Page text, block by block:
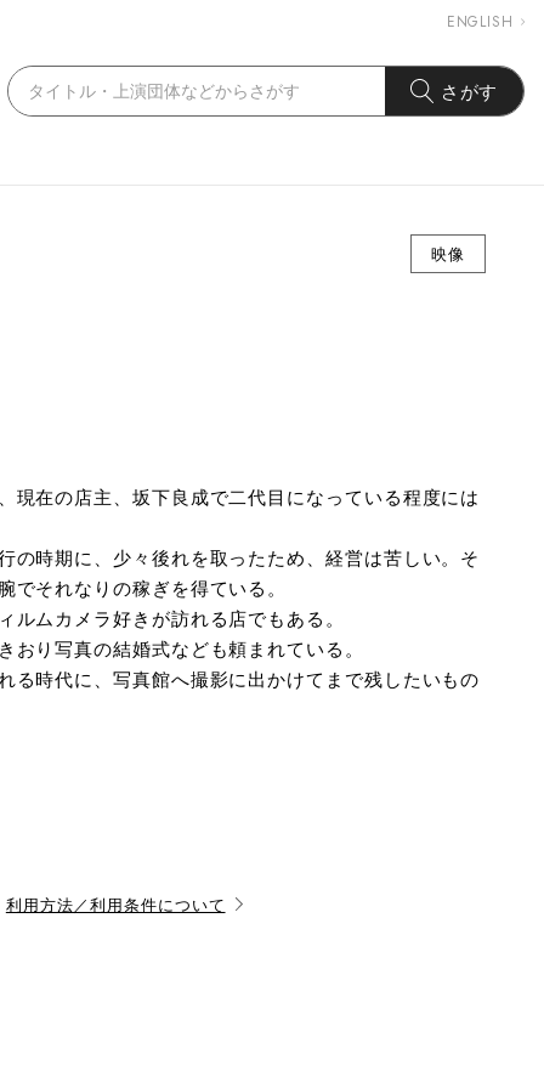
ENGLISH
さがす
映像
在の店主、坂下良成で二代目になっている程度には
時期に、少々後れを取ったため、経営は苦しい。そ
それなりの稼ぎを得ている。
ムカメラ好きが訪れる店でもある。
り写真の結婚式なども頼まれている。
る時代に、写真館へ撮影に出かけてまで残したいもの
利用方法／利用条件について